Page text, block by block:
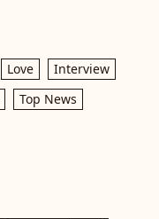
Love
Interview
Top News